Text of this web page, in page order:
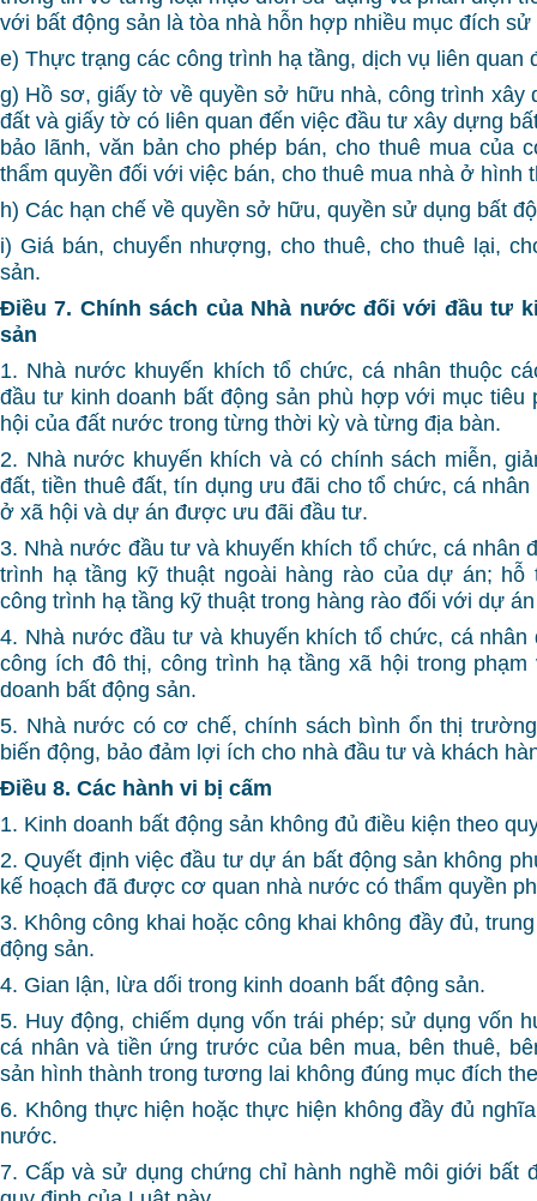
với bất động sản là tòa nhà hỗn hợp nhiều mục đích
e) Thực trạng các công trình hạ tầng, dịch vụ liên quan
g) Hồ sơ, giấy tờ về quyền sở hữu nhà, công trình xây
đất và giấy tờ có liên quan đến việc đầu tư xây dựng
bảo lãnh, văn bản cho phép bán, cho thuê mua của
thẩm quyền đối với việc bán, cho thuê mua nhà ở hình
h) Các hạn chế về quyền sở hữu, quyền sử dụng bất
i) Giá bán, chuyển nhượng, cho thuê, cho thuê lại,
sản.
Điều 7. Chính sách của Nhà nước đối với đầu tư
sản
1. Nhà nước khuyến khích tổ chức, cá nhân thuộc
đầu tư kinh doanh bất động sản phù hợp với mục tiêu
hội của đất nước trong từng thời kỳ và từng địa bàn.
2. Nhà nước khuyến khích và có chính sách miễn,
đất, tiền thuê đất, tín dụng ưu đãi cho tổ chức, cá
ở xã hội và dự án được ưu đãi đầu tư.
3. Nhà nước đầu tư và khuyến khích tổ chức, cá nhân
trình hạ tầng kỹ thuật ngoài hàng rào của dự án;
công trình hạ tầng kỹ thuật trong hàng rào đối với dự
4. Nhà nước đầu tư và khuyến khích tổ chức, cá
công ích đô thị, công trình hạ tầng xã hội trong
doanh bất động sản.
5. Nhà nước có cơ chế, chính sách bình ổn thị
biến động, bảo đảm lợi ích cho nhà đầu tư và khách
Điều 8. Các hành vi bị cấm
1. Kinh doanh bất động sản không đủ điều kiện theo
2. Quyết định việc đầu tư dự án bất động sản không
kế hoạch đã được cơ quan nhà nước có thẩm quyền
3. Không công khai hoặc công khai không đầy đủ,
động sản.
4. Gian lận, lừa dối trong kinh doanh bất động sản.
5. Huy động, chiếm dụng vốn trái phép; sử dụng vốn
cá nhân và tiền ứng trước của bên mua, bên thuê,
sản hình thành trong tương lai không đúng mục đích
6. Không thực hiện hoặc thực hiện không đầy đủ
nước.
7. Cấp và sử dụng chứng chỉ hành nghề môi giới bất